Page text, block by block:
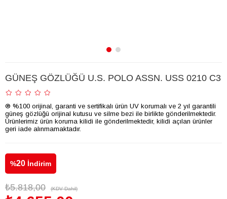
GÜNEŞ GÖZLÜĞÜ U.S. POLO ASSN. USS 0210 C3
® %100 orijinal, garanti ve sertifikalı ürün UV korumalı ve 2 yıl garantili
güneş gözlüğü orijinal kutusu ve silme bezi ile birlikte gönderilmektedir.
Ürünlerimiz ürün koruma kilidi ile gönderilmektedir, kilidi açılan ürünler
geri iade alınmamaktadır.
%20 İndirim
₺5.818,00 (KDV Dahil)